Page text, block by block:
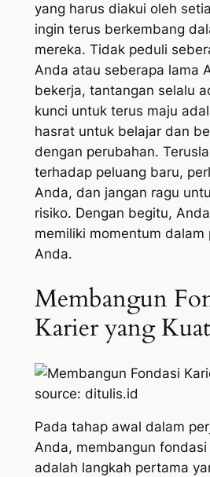
yang harus diakui oleh
ingin terus berkembang
mereka. Tidak peduli
Anda atau seberapa lama
bekerja, tantangan selalu
kunci untuk terus maju
hasrat untuk belajar dan
dengan perubahan.
terhadap peluang baru,
Anda, dan jangan ragu
risiko. Dengan begitu,
memiliki momentum dalam
Anda.
Membangun
Karier yang Kuat
source: ditulis.id
Pada tahap awal dalam
Anda, membangun fondasi
adalah langkah pertama